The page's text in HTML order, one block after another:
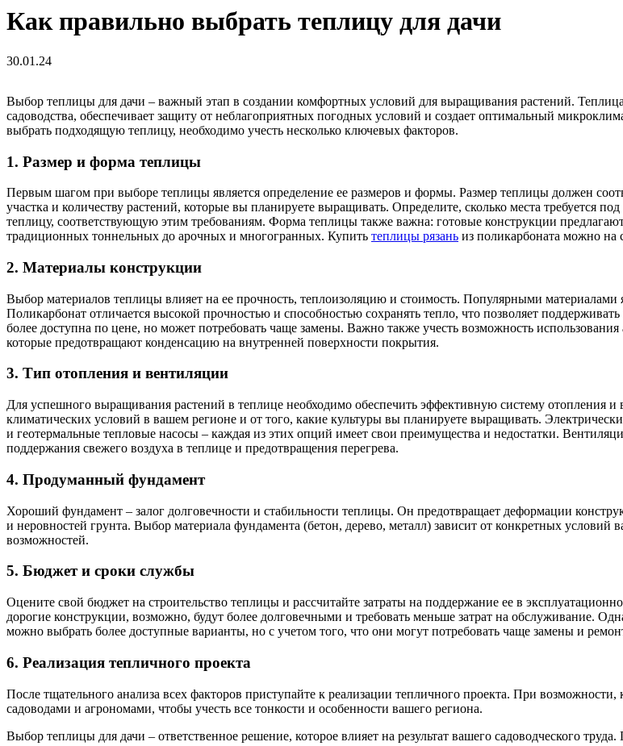
Как правильно выбрать теплицу для дачи
30.01.24
Выбор теплицы для дачи – важный этап в создании комфортных условий для выращивания растений. Теплица
садоводства, обеспечивает защиту от неблагоприятных погодных условий и создает оптимальный
выбрать подходящую теплицу, необходимо учесть несколько ключевых факторов.
1. Размер и форма теплицы
Первым шагом при выборе теплицы является определение ее размеров и формы. Размер теплицы должен
участка и количеству растений, которые вы планируете выращивать. Определите, сколько места требуется
теплицу, соответствующую этим требованиям. Форма теплицы также важна: готовые конструкции
традиционных тоннельных до арочных и многогранных. Купить теплицы рязань из поликарбоната можно на
2. Материалы конструкции
Выбор материалов теплицы влияет на ее прочность, теплоизоляцию и стоимость. Популярными материалами
Поликарбонат отличается высокой прочностью и способностью сохранять тепло, что позволяет
более доступна по цене, но может потребовать чаще замены. Важно также учесть возможность
которые предотвращают конденсацию на внутренней поверхности покрытия.
3. Тип отопления и вентиляции
Для успешного выращивания растений в теплице необходимо обеспечить эффективную систему отопления и
климатических условий в вашем регионе и от того, какие культуры вы планируете выращивать.
и геотермальные тепловые насосы – каждая из этих опций имеет свои преимущества и недостатки.
поддержания свежего воздуха в теплице и предотвращения перегрева.
4. Продуманный фундамент
Хороший фундамент – залог долговечности и стабильности теплицы. Он предотвращает деформации
и неровностей грунта. Выбор материала фундамента (бетон, дерево, металл) зависит от конкретных условий
возможностей.
5. Бюджет и сроки службы
Оцените свой бюджет на строительство теплицы и рассчитайте затраты на поддержание ее в
дорогие конструкции, возможно, будут более долговечными и требовать меньше затрат на обслуживание.
можно выбрать более доступные варианты, но с учетом того, что они могут потребовать чаще замены и
6. Реализация тепличного проекта
После тщательного анализа всех факторов приступайте к реализации тепличного проекта. При
садоводами и агрономами, чтобы учесть все тонкости и особенности вашего региона.
Выбор теплицы для дачи – ответственное решение, которое влияет на результат вашего садоводческого